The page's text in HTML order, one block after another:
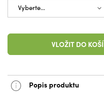
VLOŽIT DO
Popis produktu